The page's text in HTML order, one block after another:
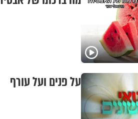
על פנים ועל עורף